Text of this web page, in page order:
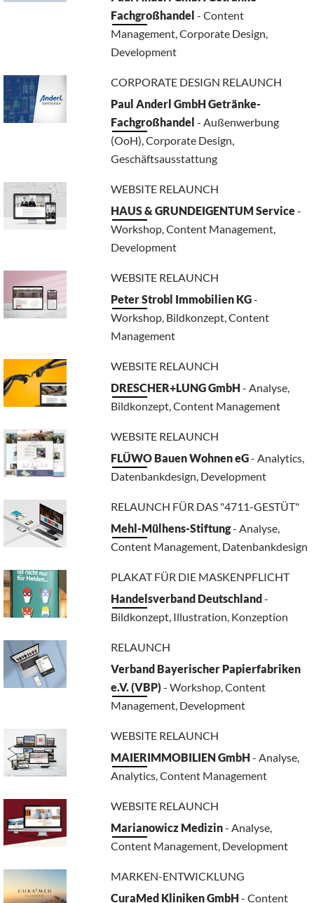
Fachgroßhandel - Content
Management, Corporate Design,
Development
CORPORATE DESIGN RELAUNCH
Paul Anderl GmbH Getränke-
Fachgroßhandel - Außenwerbung
(OoH), Corporate Design,
Geschäftsausstattung
WEBSITE RELAUNCH
HAUS & GRUNDEIGENTUM Service-
Workshop, Content Management,
Development
WEBSITE RELAUNCH
Peter Strobl Immobilien KG-
Workshop, Bildkonzept, Content
Management
WEBSITE RELAUNCH
DRESCHER+LUNG GmbH- Analyse,
Bildkonzept, Content Management
WEBSITE RELAUNCH
FLÜWO Bauen Wohnen eG- Analytics,
Datenbankdesign, Development
RELAUNCH FÜR DAS "4711-GESTÜT"
Mehl-Mülhens-Stiftung- Analyse,
Content Management, Datenbankdesign
PLAKAT FÜR DIE MASKENPFLICHT
Handelsverband Deutschland -
Bildkonzept, Illustration, Konzeption
RELAUNCH
Verband Bayerischer Papierfabriken
e.V. (VBP)- Workshop, Content
Management, Development
WEBSITE RELAUNCH
MAIERIMMOBILIEN GmbH- Analyse,
Analytics, Content Management
WEBSITE RELAUNCH
Marianowicz Medizin- Analyse,
Content Management, Development
MARKEN-ENTWICKLUNG
CuraMed Kliniken GmbH- Content